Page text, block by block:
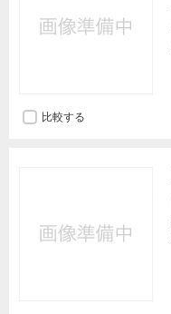
比較する